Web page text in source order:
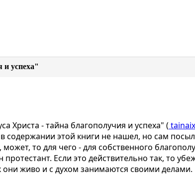
и успеха"
Христа - тайна благополучия и успеха" (
содержании этой книги не нашел, но сам
то для чего - для собственного
Если это действительно так, то
живо и с духом занимаются своими делами.